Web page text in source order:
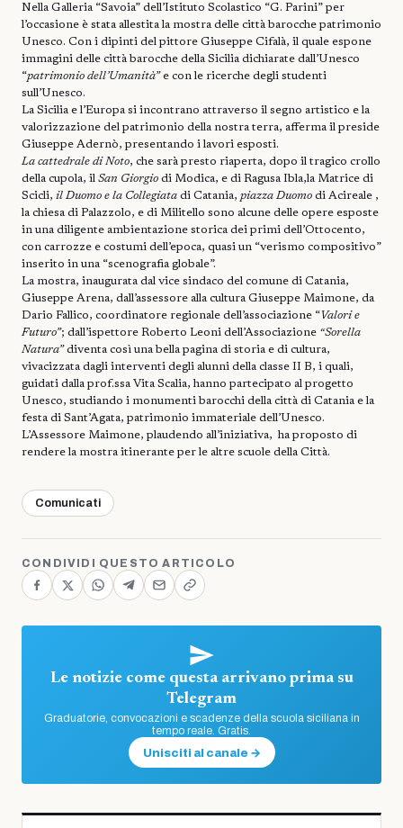
Nella Galleria “Savoia” dell’Istituto Scolastico “G. Parini” per
l’occasione è stata allestita la mostra delle città barocche patrimonio
Unesco. Con i dipinti del pittore Giuseppe Cifalà, il quale espone
immagini delle città barocche della Sicilia dichiarate dall’Unesco
“patrimonio dell’Umanità”e con le ricerche degli studenti
sull’Unesco.
La Sicilia e l’Europa si incontrano attraverso il segno artistico e la
valorizzazione del patrimonio della nostra terra, afferma il preside
Giuseppe Adernò, presentando i lavori esposti.
La cattedrale di Noto, che sarà presto riaperta, dopo il tragico crollo
della cupola, il San Giorgio di Modica, e di Ragusa Ibla,la Matrice di
Scicli, il Duomo e la Collegiata di Catania, piazza Duomo di Acireale ,
la chiesa di Palazzolo, e di Militello sono alcune delle opere esposte
in una diligente ambientazione storica dei primi dell’Ottocento,
con carrozze e costumi dell’epoca, quasi un “verismo compositivo”
inserito in una “scenografia globale”.
La mostra, inaugurata dal vice sindaco del comune di Catania,
Giuseppe Arena, dall’assessore alla cultura Giuseppe Maimone, da
Dario Fallico, coordinatore regionale dell’associazione “Valori e
Futuro”; dall’ispettore Roberto Leoni dell’Associazione “Sorella
Natura”diventa così una bella pagina di storia e di cultura,
vivacizzata dagli interventi degli alunni della classe II B, i quali,
guidati dalla prof.ssa Vita Scalia, hanno partecipato al progetto
Unesco, studiando i monumenti barocchi della città di Catania e la
festa di Sant’Agata, patrimonio immateriale dell’Unesco.
L’Assessore Maimone, plaudendo all’iniziativa, ha proposto di
rendere la mostra itinerante per le altre scuole della Città.
Comunicati
CONDIVIDI QUESTO ARTICOLO
Le notizie come questa arrivano prima su
Telegram
Graduatorie, convocazioni e scadenze della scuola siciliana in
tempo reale. Gratis.
Unisciti al canale →